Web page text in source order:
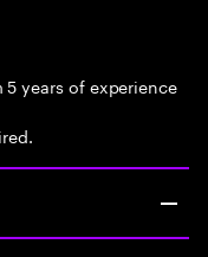
years of experience